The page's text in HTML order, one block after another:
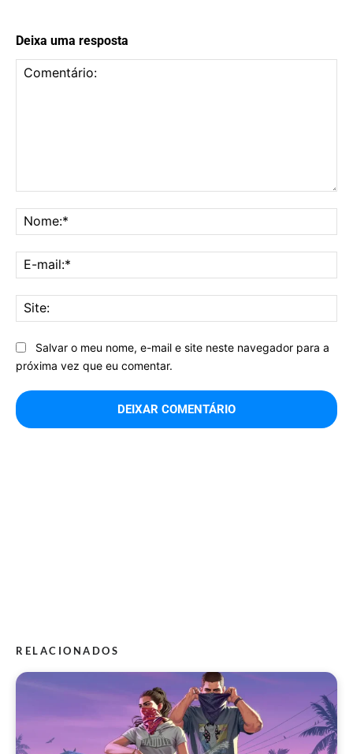
Deixa uma resposta
Salvar o meu nome, e-mail e site neste navegador para a
próxima vez que eu comentar.
RELACIONADOS